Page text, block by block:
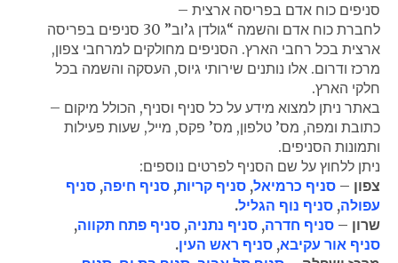
סניפים כוח אדם בפריסה ארצית –
לחברת כוח אדם והשמה “גולדן ג’וב” 30 סניפים בפריסה
ארצית בכל רחבי הארץ. הסניפים מחולקים למרחבי צפון,
מרכז ודרום. אלו נותנים שירותי גיוס, העסקה והשמה בכל
חלקי הארץ.
באתר ניתן למצוא מידע על כל סניף וסניף, הכולל מיקום –
כתובת ומפה, מס’ טלפון, מס’ פקס, מייל, שעות פעילות
ותמונות הסניפים.
ניתן ללחוץ על שם הסניף לפרטים נוספים:
צפון – סניף כרמיאל, סניף קריות, סניף חיפה, סניף
עפולה, סניף נוף הגליל.
שרון – סניף חדרה, סניף נתניה, סניף פתח תקווה,
סניף אור עקיבא, סניף ראש העין.